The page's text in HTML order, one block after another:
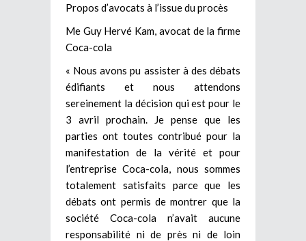
Propos d’avocats à l’issue du procès
Me Guy Hervé Kam, avocat de la firme
Coca-cola
« Nous avons pu assister à des débats
édifiants et nous attendons
sereinement la décision qui est pour le
3 avril prochain. Je pense que les
parties ont toutes contribué pour la
manifestation de la vérité et pour
l’entreprise Coca-cola, nous sommes
totalement satisfaits parce que les
débats ont permis de montrer que la
société Coca-cola n’avait aucune
responsabilité ni de près ni de loin